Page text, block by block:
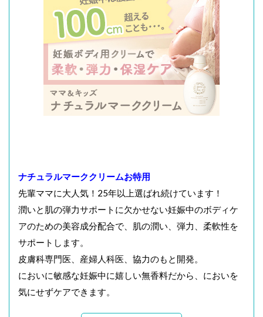
ナチュラルマーククリームお特用
先輩ママに大人気！25年以上選ばれ続けています！
潤いと肌の弾力サポートに欠かせない妊娠中のボディケ
アのための美容成分配合で、肌の潤い、弾力、柔軟性を
サポートします。
皮膚科専門医、産婦人科医、協力のもと開発。
においに敏感な妊娠中に嬉しい無香料だから、においを
気にせずケアできます。